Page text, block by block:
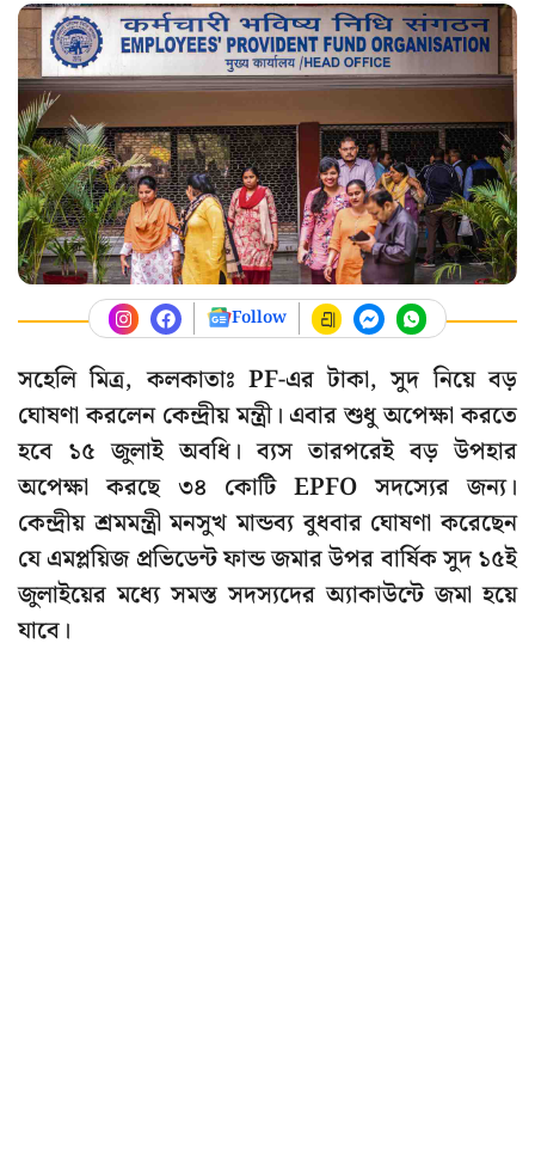
Follow
সহেলি মিত্র, কলকাতাঃ PF-এর টাকা, সুদ নিয়ে বড়
ঘোষণা করলেন কেন্দ্রীয় মন্ত্রী। এবার শুধু অপেক্ষা করতে
হবে ১৫ জুলাই অবধি। ব্যস তারপরেই বড় উপহার
অপেক্ষা করছে ৩৪ কোটি EPFO সদস্যের জন্য।
কেন্দ্রীয় শ্রমমন্ত্রী মনসুখ মান্ডব্য বুধবার ঘোষণা করেছেন
যে এমপ্লয়িজ প্রভিডেন্ট ফান্ড জমার উপর বার্ষিক সুদ ১৫ই
জুলাইয়ের মধ্যে সমস্ত সদস্যদের অ্যাকাউন্টে জমা হয়ে
যাবে।